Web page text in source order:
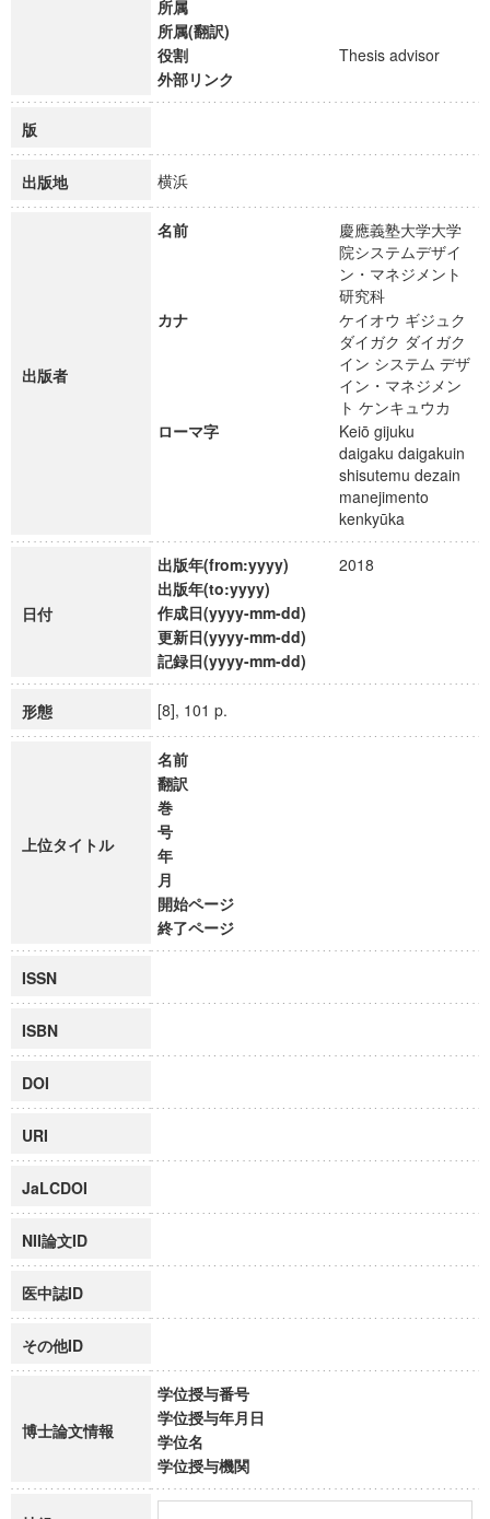
所属
所属(翻訳)
役割
Thesis advisor
外部リンク
版
出版地 横浜
出版者
名前
慶應義塾大学大学
院システムデザイ
ン・マネジメント
研究科
カナ
ケイオウ ギジュク
ダイガク ダイガク
イン システム デザ
イン・マネジメン
ト ケンキュウカ
ローマ字
Keiō gijuku
daigaku daigakuin
shisutemu dezain
manejimento
kenkyūka
日付
出版年(from:yyyy)
2018
出版年(to:yyyy)
作成日(yyyy-mm-dd)
更新日(yyyy-mm-dd)
記録日(yyyy-mm-dd)
形態 [8], 101 p.
上位タイトル
名前
翻訳
巻
号
年
月
開始ページ
終了ページ
ISSN
ISBN
DOI
URI
JaLCDOI
NII論文ID
医中誌ID
その他ID
博士論文情報
学位授与番号
学位授与年月日
学位名
学位授与機関